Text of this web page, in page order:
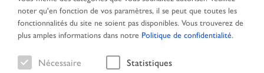
Résultat de la recherche
noter qu'en fonction de vos paramètres, il se peut que toutes les
fonctionnalités du site ne soient pas disponibles. Vous trouverez de
plus amples informations dans notre Politique de confidentialité.
Nécessaire Statistiques